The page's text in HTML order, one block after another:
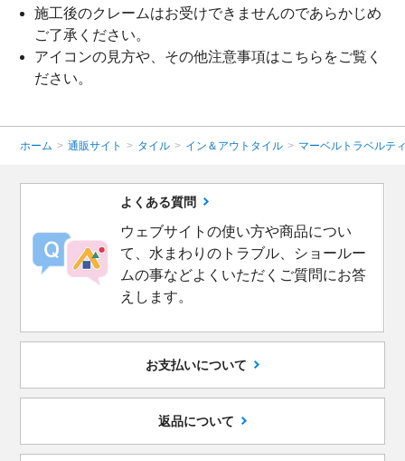
施工後のクレームはお受けできませんのであらかじめ
ご了承ください。
アイコンの見方や、その他注意事項はこちら をご覧く
ださい。
ホーム > 通販サイト > タイル > イン＆アウトタイル > マーベルトラベルテ
よくある質問
ウェブサイトの使い方や商品につい
て、水まわりのトラブル、ショールー
ムの事などよくいただくご質問にお答
えします。
お支払いについて
返品について